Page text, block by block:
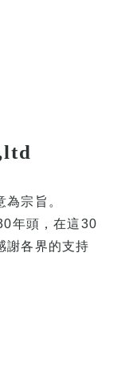
宗旨。
年頭，在這30
謝各界的支持